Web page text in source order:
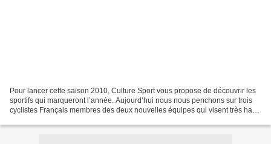
Pour lancer cette saison 2010, Culture Sport vous propose de découvrir les
sportifs qui marqueront l’année. Aujourd’hui nous nous penchons sur trois
cyclistes Français membres des deux nouvelles équipes qui visent très haut